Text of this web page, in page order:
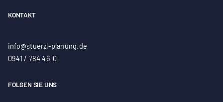
KONTAKT
info@stuerzl-planung.de
0941 / 784 46-0
FOLGEN SIE UNS